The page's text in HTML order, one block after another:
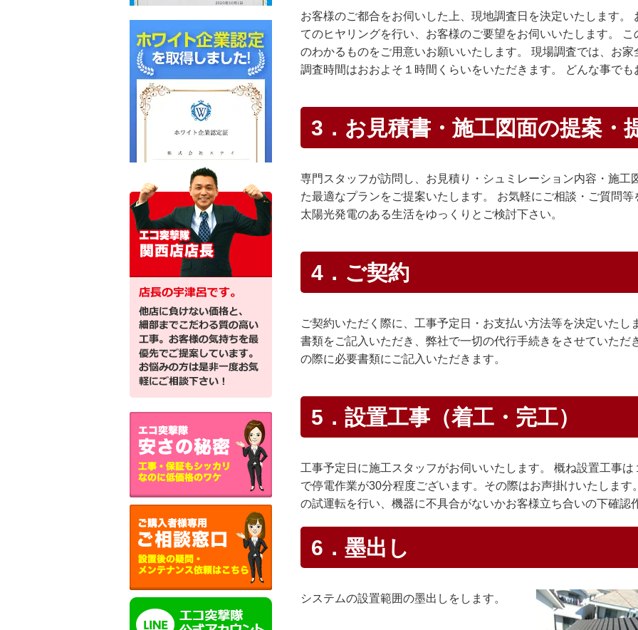
お客様のご都合をお伺いした上、現地調査日を決定いたします。
てのヒヤリングを行い、お客様のご要望をお伺いいたします。
のわかるものをご用意いお願いいたします。 現場調査では、お
調査時間はおおよそ１時間くらいをいただきます。 どんな事で
3．お見積書・施工図面の提案・
専門スタッフが訪問し、お見積り・シュミレーション内容・施工
た最適なプランをご提案いたします。 お気軽にご相談・ご質問
太陽光発電のある生活をゆっくりとご検討下さい。
4．ご契約
ご契約いただく際に、工事予定日・お支払い方法等を決定いたし
書類をご記入いただき、弊社で一切の代行手続きをさせていただ
の際に必要書類にご記入いただきます。
5．設置工事（着工・完工）
工事予定日に施工スタッフがお伺いいたします。 概ね設置工事
で停電作業が30分程度ございます。その際はお声掛けいたしま
の試運転を行い、機器に不具合がないかお客様立ち合いの下確認
6．墨出し
システムの設置範囲の墨出しをします。